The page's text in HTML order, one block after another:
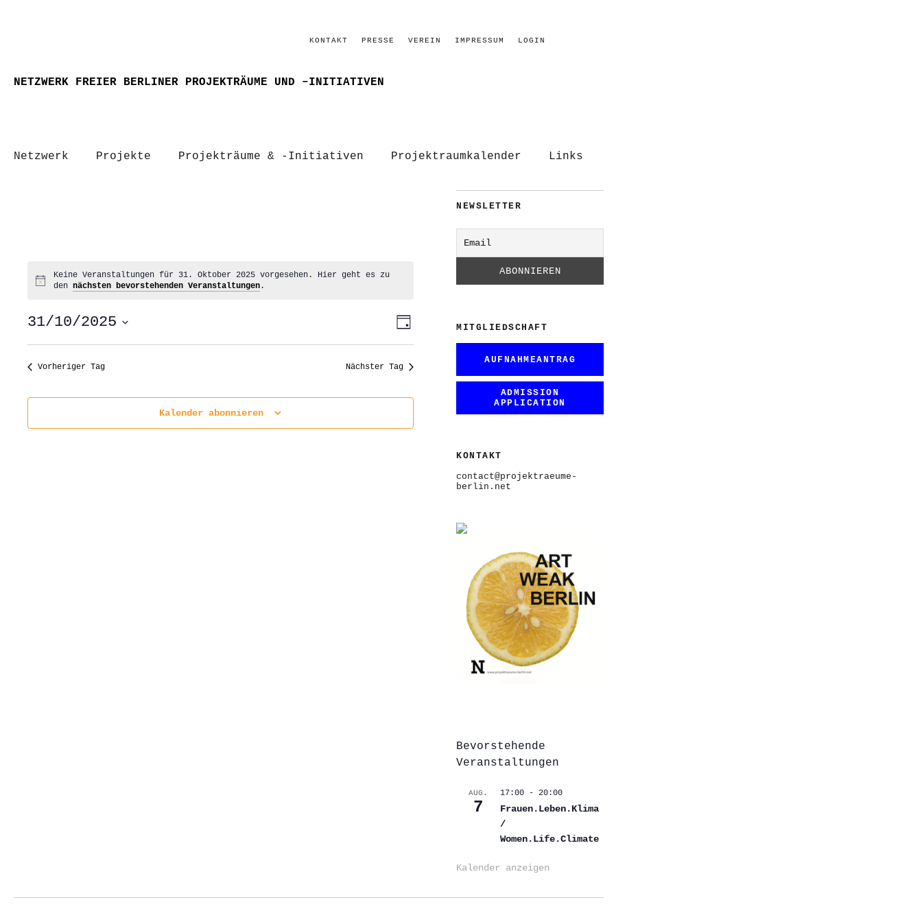
KONTAKT PRESSE VEREIN IMPRESSUM LOGIN
NETZWERK FREIER BERLINER PROJEKTRÄUME UND –INITIATIVEN
Netzwerk Projekte Projekträume & -Initiativen Projektraumkalender Links
Hinweis
Keine Veranstaltungen für 31. Oktober 2025 vorgesehen. Hier geht es zu
den nächsten bevorstehenden Veranstaltungen.
ANSICHTEN-
NAVIGATION
VERANSTALTUNG
ANSICHTEN-
Tag
31/10/2025
wählen.
Vorheriger Tag Nächster Tag
Kalender abonnieren
NEWSLETTER
MITGLIEDSCHAFT
AUFNAHMEANTRAG
ADMISSION
APPLICATION
KONTAKT
contact@projektraeume-
berlin.net
Bevorstehende
Veranstaltungen
AUG.
7
17:00 - 20:00
Frauen.Leben.Klima
/
Women.Life.Climate
Kalender anzeigen